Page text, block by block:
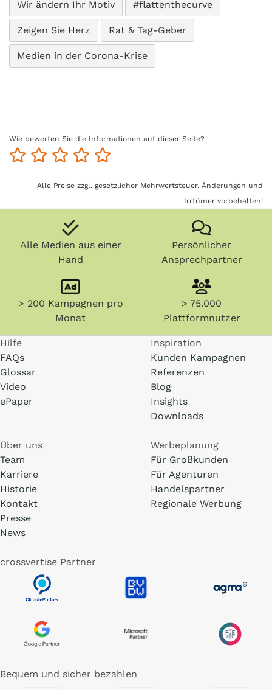
Wir ändern Ihr Motiv #flattenthecurve
Zeigen Sie Herz Rat & Tag-Geber
Medien in der Corona-Krise
Wie bewerten Sie die Informationen auf dieser Seite?
Alle Preise zzgl. gesetzlicher Mehrwertsteuer. Änderungen und
Irrtümer vorbehalten!
Alle Medien aus einer
Hand
Persönlicher
Ansprechpartner
> 200 Kampagnen pro
Monat
> 75.000
Plattformnutzer
Hilfe
FAQs
Glossar
Video
ePaper
Inspiration
Kunden Kampagnen
Referenzen
Blog
Insights
Downloads
Über uns
Team
Karriere
Historie
Kontakt
Presse
News
Werbeplanung
Für Großkunden
Für Agenturen
Handelspartner
Regionale Werbung
crossvertise Partner
Bequem und sicher bezahlen